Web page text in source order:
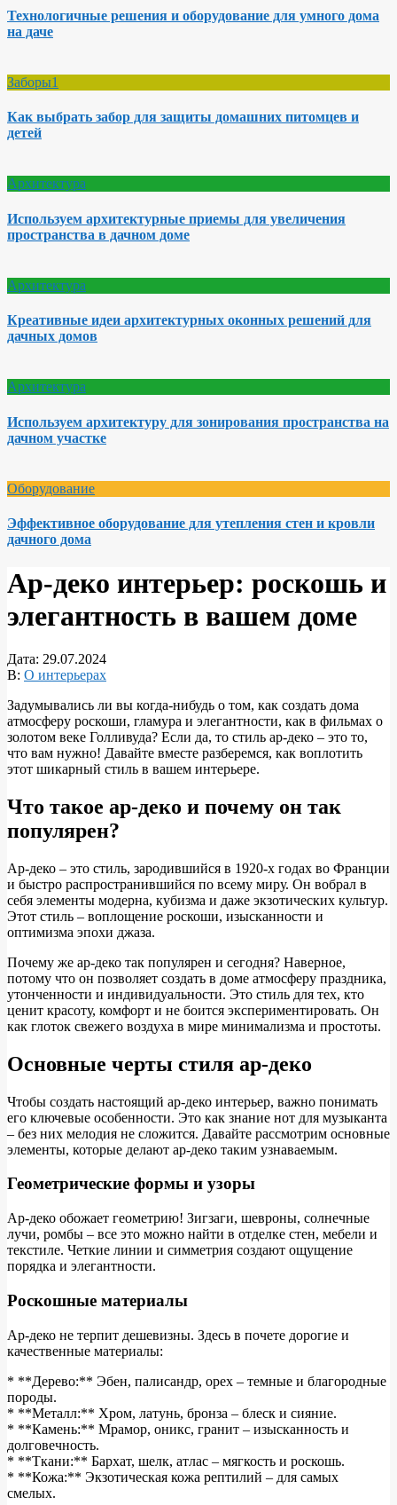
Технологичные решения и оборудование для умного дома
на даче
Заборы1
Как выбрать забор для защиты домашних питомцев и
детей
Архитектура
Используем архитектурные приемы для увеличения
пространства в дачном доме
Архитектура
Креативные идеи архитектурных оконных решений для
дачных домов
Архитектура
Используем архитектуру для зонирования пространства на
дачном участке
Оборудование
Эффективное оборудование для утепления стен и кровли
дачного дома
Ар-деко интерьер: роскошь и
элегантность в вашем доме
Дата: 29.07.2024
В: О интерьерах
Задумывались ли вы когда-нибудь о том, как создать дома
атмосферу роскоши, гламура и элегантности, как в фильмах о
золотом веке Голливуда? Если да, то стиль ар-деко – это то,
что вам нужно! Давайте вместе разберемся, как воплотить
этот шикарный стиль в вашем интерьере.
Что такое ар-деко и почему он так
популярен?
Ар-деко – это стиль, зародившийся в 1920-х годах во Франции
и быстро распространившийся по всему миру. Он вобрал в
себя элементы модерна, кубизма и даже экзотических культур.
Этот стиль – воплощение роскоши, изысканности и
оптимизма эпохи джаза.
Почему же ар-деко так популярен и сегодня? Наверное,
потому что он позволяет создать в доме атмосферу праздника,
утонченности и индивидуальности. Это стиль для тех, кто
ценит красоту, комфорт и не боится экспериментировать. Он
как глоток свежего воздуха в мире минимализма и простоты.
Основные черты стиля ар-деко
Чтобы создать настоящий ар-деко интерьер, важно понимать
его ключевые особенности. Это как знание нот для музыканта
– без них мелодия не сложится. Давайте рассмотрим основные
элементы, которые делают ар-деко таким узнаваемым.
Геометрические формы и узоры
Ар-деко обожает геометрию! Зигзаги, шевроны, солнечные
лучи, ромбы – все это можно найти в отделке стен, мебели и
текстиле. Четкие линии и симметрия создают ощущение
порядка и элегантности.
Роскошные материалы
Ар-деко не терпит дешевизны. Здесь в почете дорогие и
качественные материалы:
* **Дерево:** Эбен, палисандр, орех – темные и благородные
породы.
* **Металл:** Хром, латунь, бронза – блеск и сияние.
* **Камень:** Мрамор, оникс, гранит – изысканность и
долговечность.
* **Ткани:** Бархат, шелк, атлас – мягкость и роскошь.
* **Кожа:** Экзотическая кожа рептилий – для самых
смелых.